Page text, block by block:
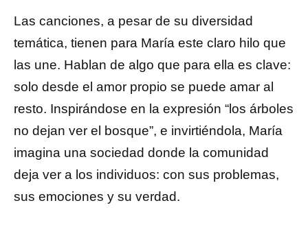
Las canciones, a pesar de su diversidad
temática, tienen para María este claro hilo que
las une. Hablan de algo que para ella es clave:
solo desde el amor propio se puede amar al
resto. Inspirándose en la expresión “los árboles
no dejan ver el bosque”, e invirtiéndola, María
imagina una sociedad donde la comunidad
deja ver a los individuos: con sus problemas,
sus emociones y su verdad.